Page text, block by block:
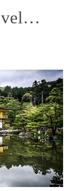
vel…